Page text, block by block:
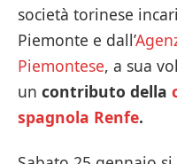
società torinese
Piemonte e dall’
Piemontese, a sua
un contributo della
spagnola Renfe.